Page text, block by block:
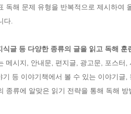
독해 문제 유형을 반복적으로 제시하여
다.
글 등 다양한 종류의 글을 읽고 독해 훈
메시지, 안내문, 편지글, 광고문, 포스
기 등 이야기책에서 볼 수 있는 이야기
종류에 알맞은 읽기 전략을 통해 독해